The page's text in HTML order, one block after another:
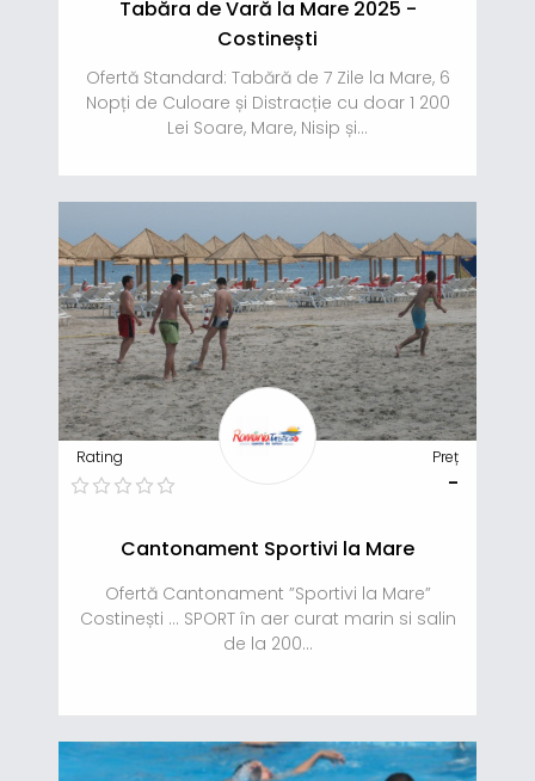
Tabăra de Vară la Mare 2025 -
Costinești
Ofertă Standard: Tabără de 7 Zile la Mare, 6
Nopți de Culoare și Distracție cu doar 1 200
Lei Soare, Mare, Nisip și...
Rating Preț
-
Cantonament Sportivi la Mare
Ofertă Cantonament ”Sportivi la Mare”
Costinești … SPORT în aer curat marin si salin
de la 200...